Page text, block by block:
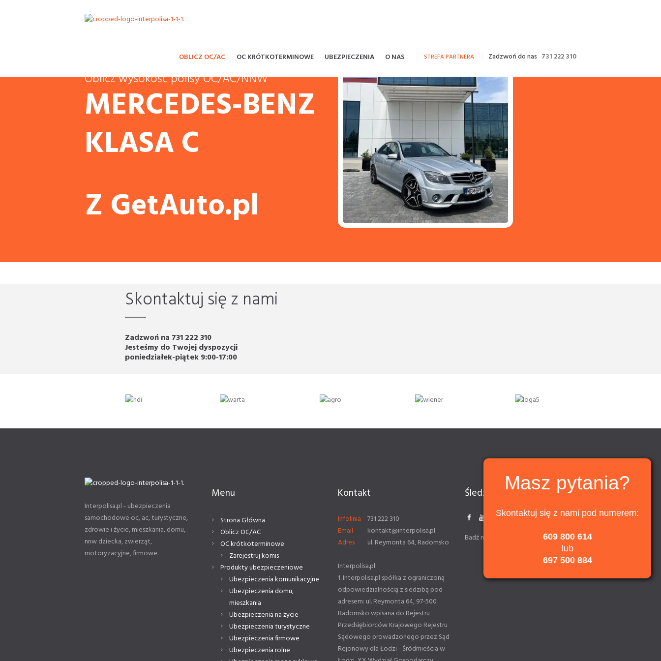
OBLICZ OC/AC OC KRÓTKOTERMINOWE UBEZPIECZENIA O NAS Zadzwoń do nas 731 222 310
STREFA PARTNERA
Oblicz wysokość polisy OC/AC/NNW
MERCEDES-BENZ
KLASA C
Z GetAuto.pl
Masz pytania?
Skontaktuj się z nami pod numerem:
609 800 614
lub
697 500 884
Skontaktuj się z nami
Zadzwoń na 731 222 310
Jesteśmy do Twojej dyspozycji
poniedziałek-piątek 9:00-17:00
Interpolisa.pl - ubezpieczenia
samochodowe oc, ac, turystyczne,
zdrowie i życie, mieszkania, domu,
nnw dziecka, zwierząt,
motoryzacyjne, firmowe.
Menu
Strona Główna
Oblicz OC/AC
OC krótkoterminowe
Zarejestruj komis
Produkty ubezpieczeniowe
Ubezpieczenia komunikacyjne
Ubezpieczenia domu,
mieszkania
Ubezpieczenia na życie
Ubezpieczenia turystyczne
Ubezpieczenia firmowe
Ubezpieczenia rolne
Kontakt
Infolinia
731 222 310
Email
kontakt@interpolisa.pl
Adres
ul. Reymonta 64, Radomsko
Interpolisa.pl:
1. Interpolisa.pl spółka z ograniczoną
odpowiedzialnością z siedzibą pod
adresem: ul. Reymonta 64, 97-500
Radomsko wpisana do Rejestru
Przedsiębiorców Krajowego Rejestru
Sądowego prowadzonego przez Sąd
Rejonowy dla Łodzi - Śródmieścia w
Śledź nas
Badź na bieżąco z informacjami